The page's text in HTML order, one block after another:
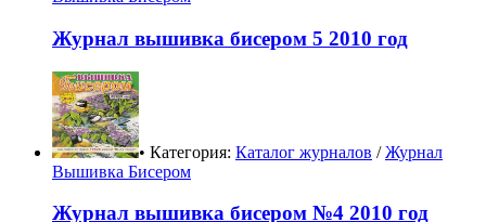
Журнал вышивка бисером 5 2010 год
• Категория: Каталог журналов /Журнал
Вышивка Бисером
Журнал вышивка бисером №4 2010 год